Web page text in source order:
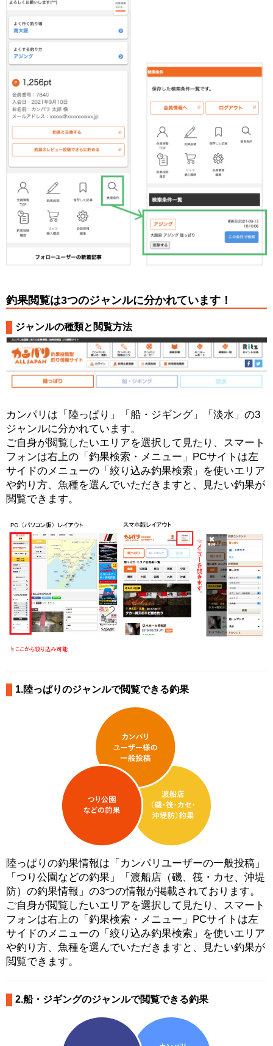
釣果閲覧は3つのジャンルに分かれています！
ジャンルの種類と閲覧方法
カンパリは「陸っぱり」「船・ジギング」「淡水」の3
ジャンルに分かれています。
ご自身が閲覧したいエリアを選択して見たり、スマート
フォンは右上の「釣果検索・メニュー」PCサイトは左
サイドのメニューの「絞り込み釣果検索」を使いエリア
や釣り方、魚種を選んでいただきますと、見たい釣果が
閲覧できます。
1.陸っぱりのジャンルで閲覧できる釣果
陸っぱりの釣果情報は「カンパリユーザーの一般投稿」
「つり公園などの釣果」「渡船店（磯、筏・カセ、沖堤
防）の釣果情報」の3つの情報が掲載されております。
ご自身が閲覧したいエリアを選択して見たり、スマート
フォンは右上の「釣果検索・メニュー」PCサイトは左
サイドのメニューの「絞り込み釣果検索」を使いエリア
や釣り方、魚種を選んでいただきますと、見たい釣果が
閲覧できます。
2.船・ジギングのジャンルで閲覧できる釣果